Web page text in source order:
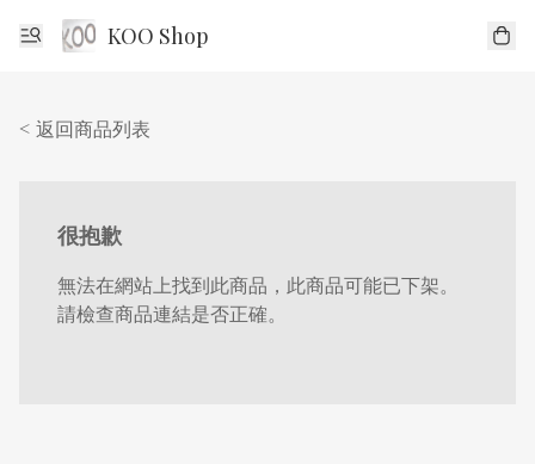
KOO Shop
< 返回商品列表
很抱歉
無法在網站上找到此商品，此商品可能已下架。
請檢查商品連結是否正確。